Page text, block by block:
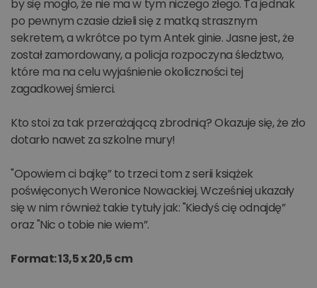
by się mogło, że nie ma w tym niczego złego. Ta jednak
po pewnym czasie dzieli się z matką strasznym
sekretem, a wkrótce po tym Antek ginie. Jasne jest, że
został zamordowany, a policja rozpoczyna śledztwo,
które ma na celu wyjaśnienie okoliczności tej
zagadkowej śmierci.
Kto stoi za tak przerażającą zbrodnią? Okazuje się, że zło
dotarło nawet za szkolne mury!
"Opowiem ci bajkę” to trzeci tom z serii książek
poświęconych Weronice Nowackiej. Wcześniej ukazały
się w nim również takie tytuły jak: "Kiedyś cię odnajdę”
oraz "Nic o tobie nie wiem”.
Format: 13,5 x 20,5 cm